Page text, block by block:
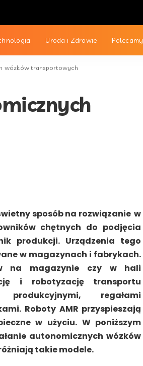
Uroda i Zdrowie Polecamy
wózków transportowych
sposób na rozwiązanie w
chętnych do podjęcia
produkcji. Urządzenia tego
w magazynach i fabrykach.
na magazynie czy w hali
i robotyzację transportu
regałami
Roboty AMR przyspieszają
w użyciu. W poniższym
autonomicznych wózków
takie modele.